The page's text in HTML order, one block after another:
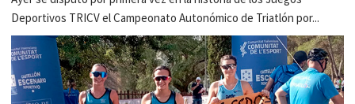
Deportivos TRICV el Campeonato Autonómico de Triatlón por...